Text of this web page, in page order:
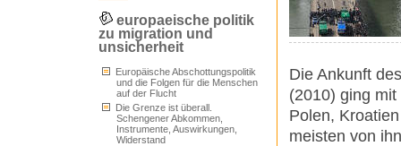
europaeische politik
zu migration und
unsicherheit
Europäische Abschottungspolitik
und die Folgen für die Menschen
auf der Flucht
Die Grenze ist überall.
Schengener Abkommen,
Instrumente, Auswirkungen,
Widerstand
Die Ankunft
(2010) ging
Polen,
meisten von